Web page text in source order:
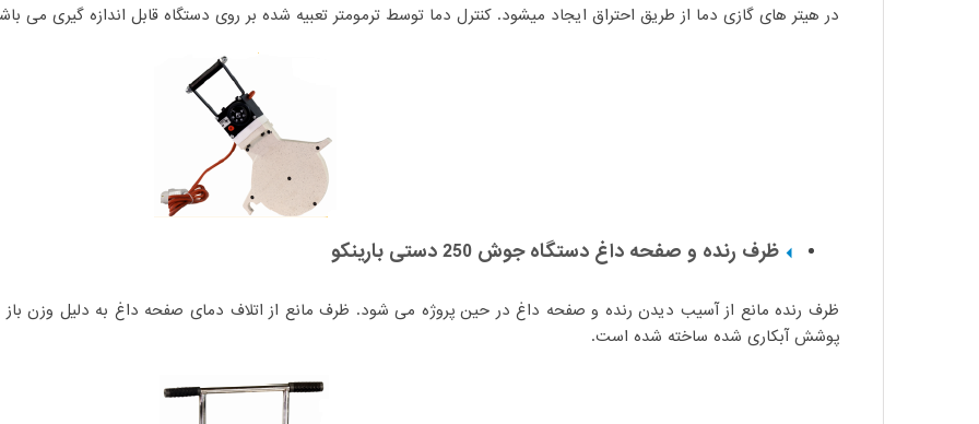
در هیتر های گازی دما از طریق احتراق ایجاد میشود. کنترل دما توسط ترمومتر تعبیه شده بر روی دستگاه قابل اندازه گیری می
ظرف رنده و صفحه داغ دستگاه جوش 250 دستی بارینکو
ظرف رنده مانع از آسیب دیدن رنده و صفحه داغ در حین پروژه می شود. ظرف مانع از اتلاف دمای صفحه داغ به دلیل وزن
پوشش آبکاری شده ساخته شده است.